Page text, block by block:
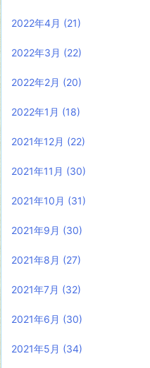
2022年4月 (21)
2022年3月 (22)
2022年2月 (20)
2022年1月 (18)
2021年12月 (22)
2021年11月 (30)
2021年10月 (31)
2021年9月 (30)
2021年8月 (27)
2021年7月 (32)
2021年6月 (30)
2021年5月 (34)